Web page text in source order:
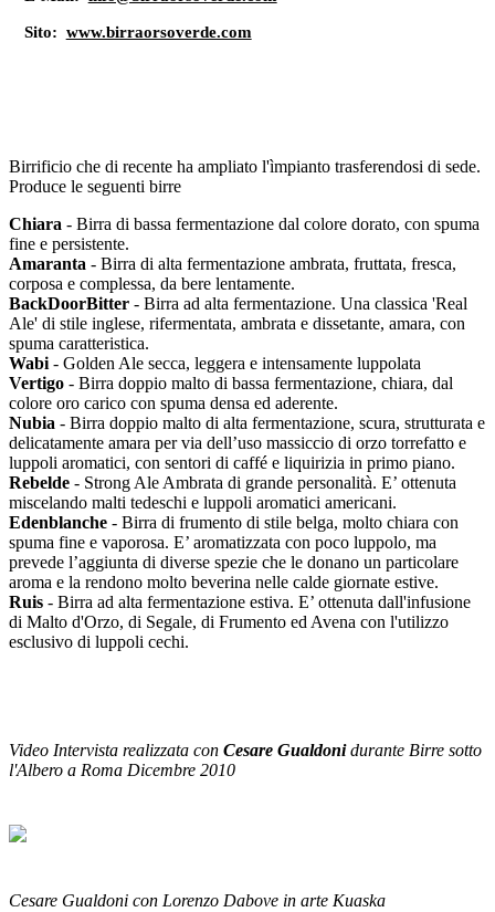
Sito: www.birraorsoverde.com
Birrificio che di recente ha ampliato l'ìmpianto trasferendosi di sede.
Produce le seguenti birre
Chiara - Birra di bassa fermentazione dal colore dorato, con spuma
fine e persistente.
Amaranta - Birra di alta fermentazione ambrata, fruttata, fresca,
corposa e complessa, da bere lentamente.
BackDoorBitter - Birra ad alta fermentazione. Una classica 'Real
Ale' di stile inglese, rifermentata, ambrata e dissetante, amara, con
spuma caratteristica.
Wabi- Golden Ale secca, leggera e intensamente luppolata
Vertigo - Birra doppio malto di bassa fermentazione, chiara, dal
colore oro carico con spuma densa ed aderente.
Nubia - Birra doppio malto di alta fermentazione, scura, strutturata e
delicatamente amara per via dell’uso massiccio di orzo torrefatto e
luppoli aromatici, con sentori di caffé e liquirizia in primo piano.
Rebelde - Strong Ale Ambrata di grande personalità. E’ ottenuta
miscelando malti tedeschi e luppoli aromatici americani.
Edenblanche - Birra di frumento di stile belga, molto chiara con
spuma fine e vaporosa. E’ aromatizzata con poco luppolo, ma
prevede l’aggiunta di diverse spezie che le donano un particolare
aroma e la rendono molto beverina nelle calde giornate estive.
Ruis - Birra ad alta fermentazione estiva. E’ ottenuta dall'infusione
di Malto d'Orzo, di Segale, di Frumento ed Avena con l'utilizzo
esclusivo di luppoli cechi.
Video Intervista realizzata con Cesare Gualdonidurante Birre sotto
l'Albero a Roma Dicembre 2010
Cesare Gualdoni con Lorenzo Dabove in arte Kuaska